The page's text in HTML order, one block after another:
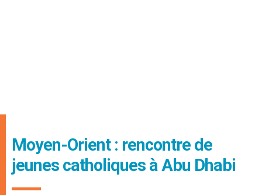
Moyen-Orient : rencontre de
jeunes catholiques à Abu Dhabi